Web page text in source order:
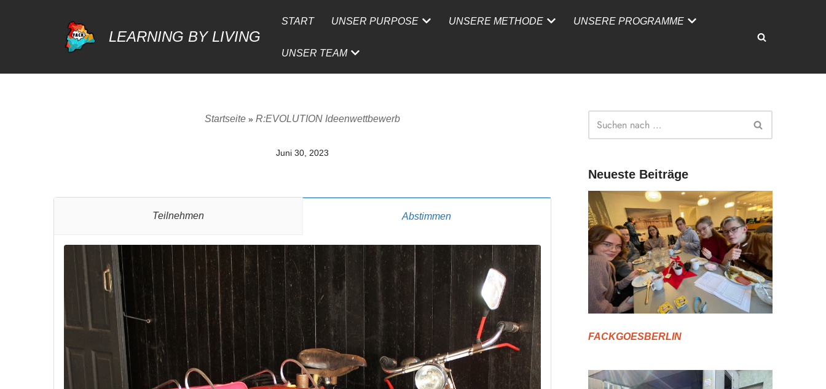
LEARNING BY LIVING
START UNSER PURPOSE UNSERE METHODE UNSERE PROGRAMME
UNSER TEAM
Startseite » R:EVOLUTION Ideenwettbewerb
Juni 30, 2023
Teilnehmen Abstimmen
Neueste Beiträge
FACKGOESBERLIN